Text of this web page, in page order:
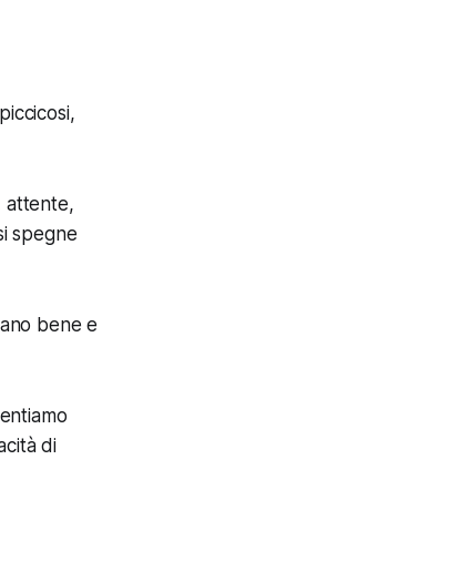
attente,
spegne
bene e
di